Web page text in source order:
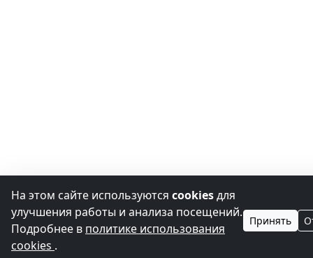
На этом сайте используются cookiesдля
улучшения работы и анализа посещений.
Подробнее в политике использования
cookies .
Принять